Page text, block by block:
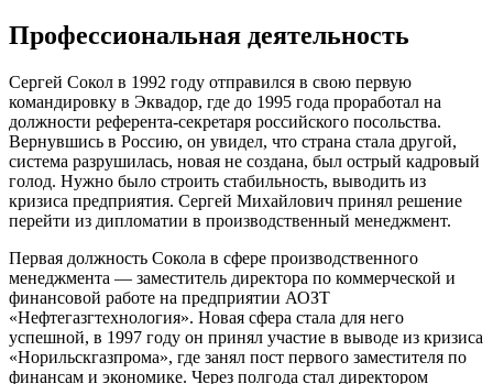
Профессиональная деятельность
Сергей Сокол в 1992 году отправился в свою первую
командировку в Эквадор, где до 1995 года проработал на
должности референта-секретаря российского посольства.
Вернувшись в Россию, он увидел, что страна стала другой,
система разрушилась, новая не создана, был острый кадровый
голод. Нужно было строить стабильность, выводить из
кризиса предприятия. Сергей Михайлович принял решение
перейти из дипломатии в производственный менеджмент.
Первая должность Сокола в сфере производственного
менеджмента — заместитель директора по коммерческой и
финансовой работе на предприятии АОЗТ
«Нефтегазгтехнология». Новая сфера стала для него
успешной, в 1997 году он принял участие в выводе из кризиса
«Норильскгазпрома», где занял пост первого заместителя по
финансам и экономике. Через полгода стал директором